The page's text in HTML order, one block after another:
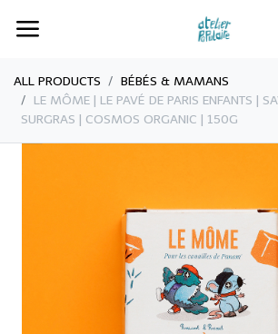
ALL PRODUCTS
BÉBÉS & MAMANS
LE MÔME | ​LE PAVÉ DE PARIS ENFANTS |
SURGRAS | COSMOS ORGANIC | 150G